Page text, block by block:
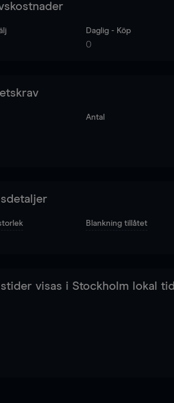
Daglig - Köp
0
Antal
Blankning tillåtet
visas i Stockholm lokal tid